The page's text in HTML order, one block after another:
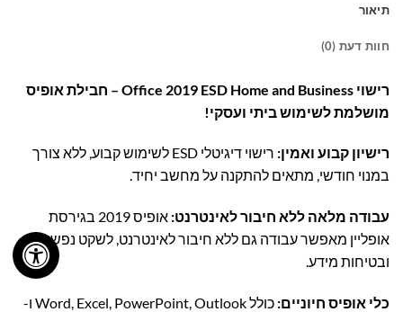
תיאור
חוות דעת (0)
רישוי Office 2019 ESD Home and Business – חבילת אופיס
מושלמת לשימוש ביתי ועסקי!
רישיון קבוע ואמין:
רישוי דיגיטלי ESD לשימוש קבוע, ללא צורך
במנוי חודשי, מתאים להתקנה על מחשב יחיד.
עבודה מלאה ללא חיבור לאינטרנט:
אופיס 2019 בגירסת
אופליין מאפשר עבודה גם ללא חיבור לאינטרנט, לשקט נפשי
ובטיחות מידע.
כלי אופיס חיוניים:
כולל Word, Excel, PowerPoint, Outlook ו-